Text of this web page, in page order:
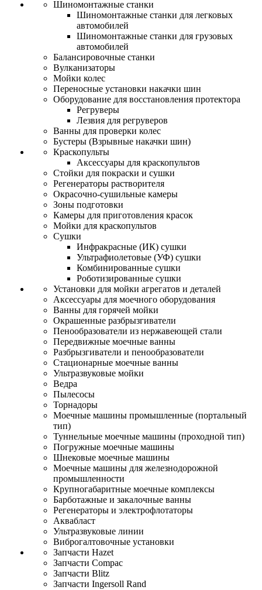
Шиномонтажные станки
Шиномонтажные станки для легковых
автомобилей
Шиномонтажные станки для грузовых
автомобилей
Балансировочные станки
Вулканизаторы
Мойки колес
Переносные установки накачки шин
Оборудование для восстановления протектора
Регруверы
Лезвия для регруверов
Ванны для проверки колес
Бустеры (Взрывные накачки шин)
Краскопульты
Аксессуары для краскопультов
Стойки для покраски и сушки
Регенераторы растворителя
Окрасочно-сушильные камеры
Зоны подготовки
Камеры для приготовления красок
Мойки для краскопультов
Сушки
Инфракрасные (ИК) сушки
Ультрафиолетовые (УФ) сушки
Комбинированные сушки
Роботизированные сушки
Установки для мойки агрегатов и деталей
Аксессуары для моечного оборудования
Ванны для горячей мойки
Окрашенные разбрызгиватели
Пенообразователи из нержавеющей стали
Передвижные моечные ванны
Разбрызгиватели и пенообразователи
Стационарные моечные ванны
Ультразвуковые мойки
Ведра
Пылесосы
Торнадоры
Моечные машины промышленные (портальный
тип)
Туннельные моечные машины (проходной тип)
Погружные моечные машины
Шнековые моечные машины
Моечные машины для железнодорожной
промышленности
Крупногабаритные моечные комплексы
Барботажные и закалочные ванны
Регенераторы и электрофлотаторы
Аквабласт
Ультразвуковые линии
Виброгалтовочные установки
Запчасти Hazet
Запчасти Compac
Запчасти Blitz
Запчасти Ingersoll Rand